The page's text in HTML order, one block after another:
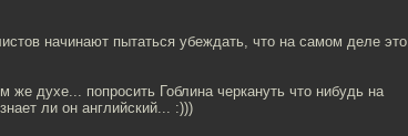
начинают пытаться убеждать, что на самом деле это
духе... попросить Гоблина черкануть что нибудь на
ли он английский... :)))